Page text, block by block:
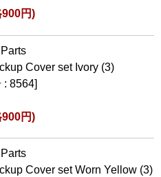
円)
Cover set Ivory (3)
: 8564]
円)
Cover set Worn Yellow (3)